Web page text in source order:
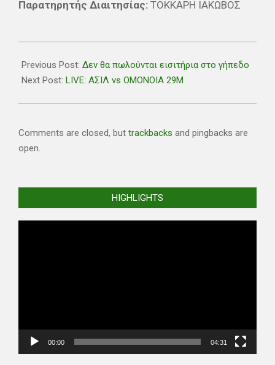
Παρατηρητής Διαιτησίας: ΤΟΚΚΑΡΗ ΙΑΚΩΒΟΣ
03-
30
Previous Post: Δεν θα πωλούνται εισιτήρια στο γήπεδο
Next Post: LIVE: ΑΣΙΛ vs ΟΜΟΝΟΙΑ 29Μ
Comments are closed, but trackbacks and pingbacks are
open.
HIGHLIGHTS
00:00 04:31